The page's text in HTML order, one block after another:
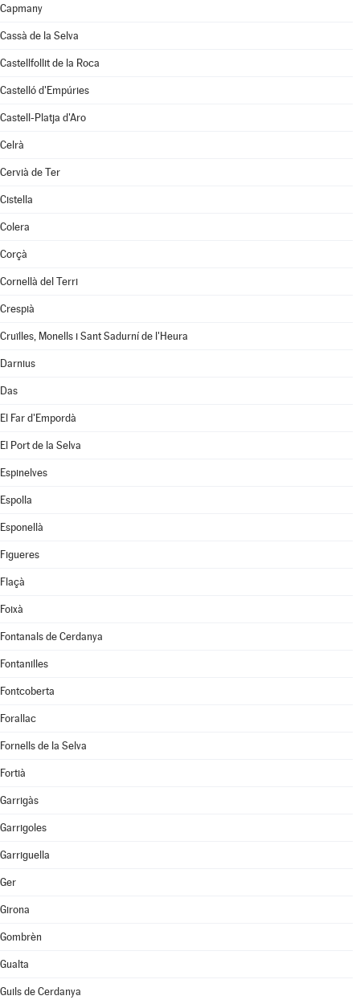
Capmany
Cassà de la Selva
Castellfollit de la Roca
Castelló d'Empúries
Castell-Platja d'Aro
Celrà
Cervià de Ter
Cistella
Colera
Corçà
Cornellà del Terri
Crespià
Cruïlles, Monells i Sant Sadurní de l'Heura
Darnius
Das
El Far d'Empordà
El Port de la Selva
Espinelves
Espolla
Esponellà
Figueres
Flaçà
Foixà
Fontanals de Cerdanya
Fontanilles
Fontcoberta
Forallac
Fornells de la Selva
Fortià
Garrigàs
Garrigoles
Garriguella
Ger
Girona
Gombrèn
Gualta
Guils de Cerdanya